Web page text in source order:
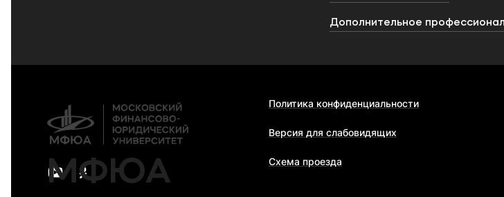
Дополнительное
МФЮА
Политика конфиденциальности
Версия для слабовидящих
Схема проезда